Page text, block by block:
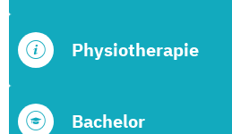
Bachelor
Physiotherapie